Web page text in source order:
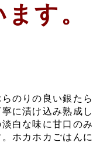
す。
らのりの良い銀た
寧に漬け込み熟成
淡白な味に甘口の
。ホカホカごはん